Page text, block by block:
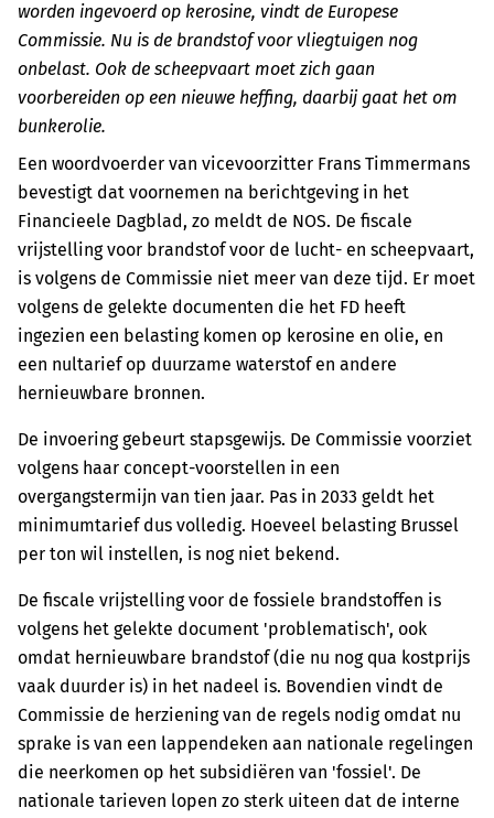
worden ingevoerd op kerosine, vindt de Europese
Commissie. Nu is de brandstof voor vliegtuigen nog
onbelast. Ook de scheepvaart moet zich gaan
voorbereiden op een nieuwe heffing, daarbij gaat het om
bunkerolie.
Een woordvoerder van vicevoorzitter Frans Timmermans
bevestigt dat voornemen na berichtgeving in het
Financieele Dagblad, zo meldt de NOS. De fiscale
vrijstelling voor brandstof voor de lucht- en scheepvaart,
is volgens de Commissie niet meer van deze tijd. Er moet
volgens de gelekte documenten die het FD heeft
ingezien een belasting komen op kerosine en olie, en
een nultarief op duurzame waterstof en andere
hernieuwbare bronnen.
De invoering gebeurt stapsgewijs. De Commissie voorziet
volgens haar concept-voorstellen in een
overgangstermijn van tien jaar. Pas in 2033 geldt het
minimumtarief dus volledig. Hoeveel belasting Brussel
per ton wil instellen, is nog niet bekend.
De fiscale vrijstelling voor de fossiele brandstoffen is
volgens het gelekte document 'problematisch', ook
omdat hernieuwbare brandstof (die nu nog qua kostprijs
vaak duurder is) in het nadeel is. Bovendien vindt de
Commissie de herziening van de regels nodig omdat nu
sprake is van een lappendeken aan nationale regelingen
die neerkomen op het subsidiëren van 'fossiel'. De
nationale tarieven lopen zo sterk uiteen dat de interne